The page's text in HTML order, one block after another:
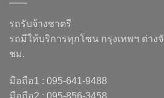
รถรับจ้างชาตรี
รถมีให้บริการทุกโซน กรุงเทพฯ ต่าง
ชม.
มือถือ1 : 095-641-9488